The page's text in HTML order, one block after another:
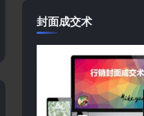
封面成交术